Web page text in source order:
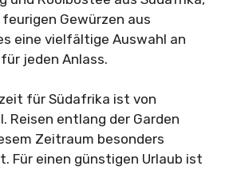
Gewürzen aus
eine vielfältige Auswahl an
jeden Anlass.
für Südafrika ist von
Reisen entlang der Garden
Zeitraum besonders
Für einen günstigen Urlaub ist